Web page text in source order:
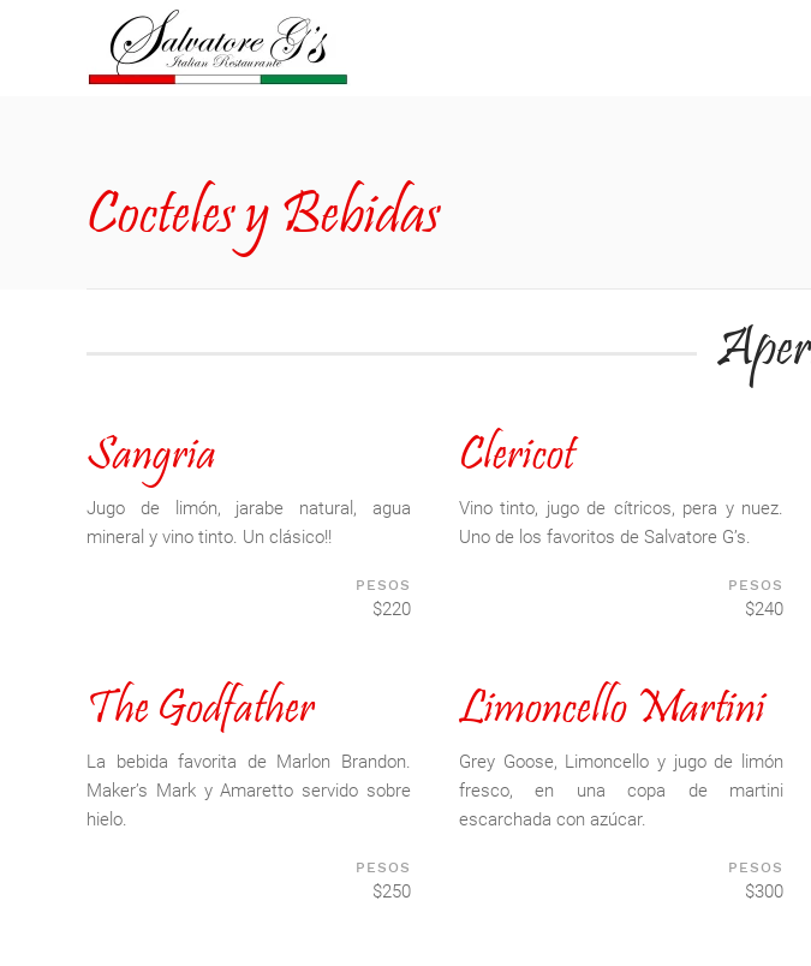
Cocteles y Bebidas
Sangria
Jugo de limón, jarabe natural, agua
mineral y vino tinto. Un clásico!!
PESOS
$220
The Godfather
La bebida favorita de Marlon Brandon.
Maker’s Mark y Amaretto servido sobre
hielo.
PESOS
$250
Clericot
Vino tinto, jugo de cítricos, pera y nuez.
Uno de los favoritos de Salvatore G’s.
PESOS
$240
Limoncello Martini
Grey Goose, Limoncello y jugo de limón
fresco, en una copa de martini
escarchada con azúcar.
PESOS
$300